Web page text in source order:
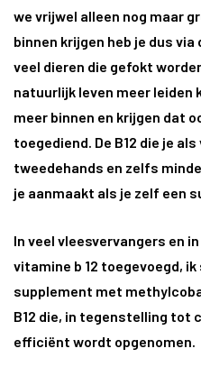
we vrijwel alleen nog maar
binnen krijgen heb je dus via
veel dieren die gefokt
natuurlijk leven meer leiden
meer binnen en krijgen dat
toegediend. De B12 die je
tweedehands en zelfs
je aanmaakt als je zelf een
In veel vleesvervangers en
vitamine b 12 toegevoegd,
supplement met
B12 die, in tegenstelling tot
efficiënt wordt opgenomen.